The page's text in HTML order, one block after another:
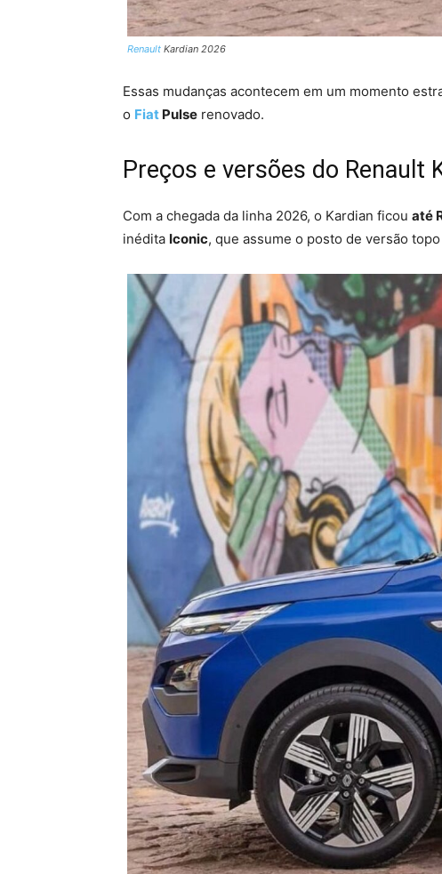
Renault Kardian 2026
Essas mudanças acontecem em um momento
o Fiat Pulse renovado.
Preços e versões do Renault
Com a chegada da linha 2026, o Kardian ficou até
inédita Iconic, que assume o posto de versão topo